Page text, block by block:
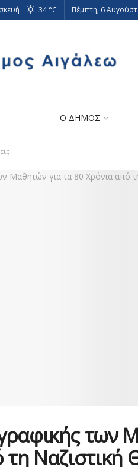
34 °C Πέμπτη, 6
Ο ΔΗΜΟΣ
των
Ναζιστική